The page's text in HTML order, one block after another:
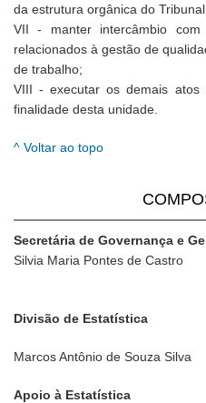
da estrutura orgânica do
VII - manter intercâmbio com
relacionados à gestão de
de trabalho;
VIII - executar os demais atos
finalidade desta unidade.
^ Voltar ao topo
Secretária de Governança e
Silvia Maria Pontes de Castro
Divisão de Estatística
Marcos Antônio de Souza Silva
Apoio à Estatística